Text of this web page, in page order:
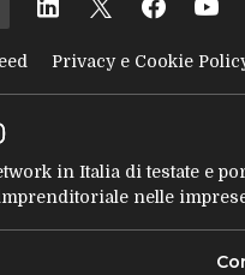
Privacy e Cookie
in Italia di testate e
nelle